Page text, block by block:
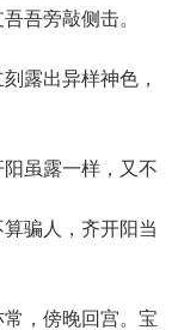
吾旁敲侧击。
露出异样神色，
虽露一样，又不
骗人，齐开阳当
，傍晚回宫。宝